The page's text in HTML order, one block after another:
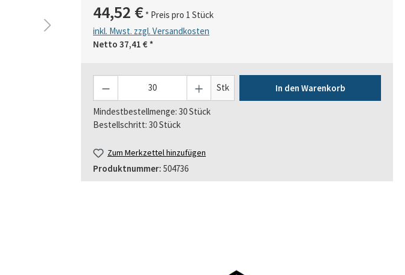
44,52 € * Preis pro 1 Stück
inkl. Mwst. zzgl. Versandkosten
Netto 37,41 € *
Stk In den Warenkorb
Mindestbestellmenge: 30 Stück
Bestellschritt: 30 Stück
Zum Merkzettel hinzufügen
Produktnummer: 504736